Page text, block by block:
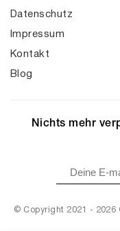
Datenschutz
Impressum
Kontakt
Blog
© Copyright 2021 - 2026
Nichts mehr